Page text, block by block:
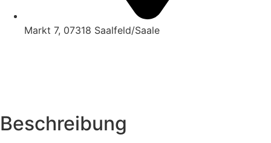
Markt 7, 07318 Saalfeld/Saale
Beschreibung